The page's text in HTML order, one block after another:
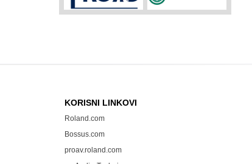
KORISNI LINKOVI
Roland.com
Bossus.com
proav.roland.com